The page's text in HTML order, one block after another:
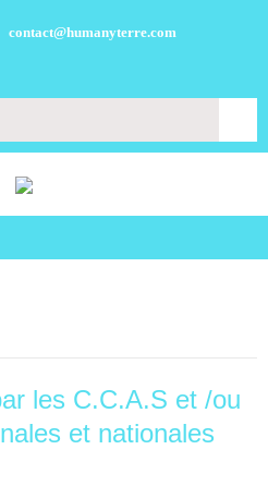
contact@humanyterre.com
les C.C.A.S et /ou
et nationales